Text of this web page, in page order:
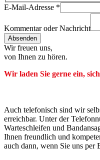
E-Mail-Adresse *
Kommentar oder Nachricht
Absenden
Wir freuen uns,
von Ihnen zu hören.
Wir laden Sie gerne ein,
Auch telefonisch sind wir
erreichbar. Unter der
Warteschleifen und
Ihnen freundlich und
auch dann, wenn Sie uns per